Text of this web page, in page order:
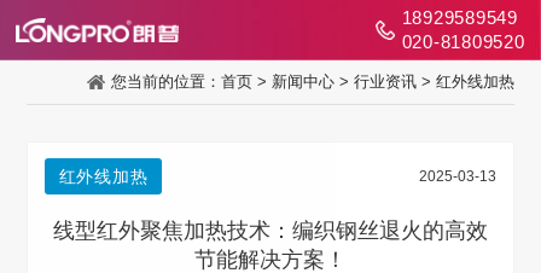
18929589549
020-81809520
您当前的位置： 首页> 新闻中心> 行业资讯> 红外线加热
红外线加热 2025-03-13
线型红外聚焦加热技术：编织钢丝退火的高效
节能解决方案！